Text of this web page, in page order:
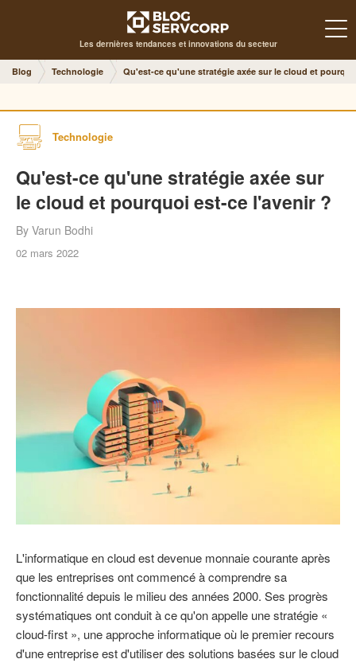
Les dernières tendances et innovations du secteur
Blog Technologie Qu'est-ce qu'une stratégie axée sur le cloud et
Technologie
Qu'est-ce qu'une stratégie axée sur
le cloud et pourquoi est-ce l'avenir ?
By Varun Bodhi
02 mars 2022
L'informatique en cloud est devenue monnaie courante après
que les entreprises ont commencé à comprendre sa
fonctionnalité depuis le milieu des années 2000. Ses progrès
systématiques ont conduit à ce qu'on appelle une stratégie «
cloud-first », une approche informatique où le premier recours
d'une entreprise est d'utiliser des solutions basées sur le cloud